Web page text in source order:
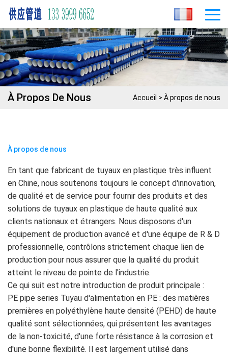
À Propos De Nous Accueil > À propos de nous
À propos de nous
En tant que fabricant de tuyaux en plastique très influent
en Chine, nous soutenons toujours le concept d'innovation,
de qualité et de service pour fournir des produits et des
solutions de tuyaux en plastique de haute qualité aux
clients nationaux et étrangers. Nous disposons d'un
équipement de production avancé et d'une équipe de R & D
professionnelle, contrôlons strictement chaque lien de
production pour nous assurer que la qualité du produit
atteint le niveau de pointe de l'industrie.
Ce qui suit est notre introduction de produit principale :
PE pipe series Tuyau d'alimentation en PE : des matières
premières en polyéthylène haute densité (PEHD) de haute
qualité sont sélectionnées, qui présentent les avantages
de la non-toxicité, d'une forte résistance à la corrosion et
d'une bonne flexibilité. Il est largement utilisé dans